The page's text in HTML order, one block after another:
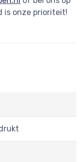
is onze prioriteit!